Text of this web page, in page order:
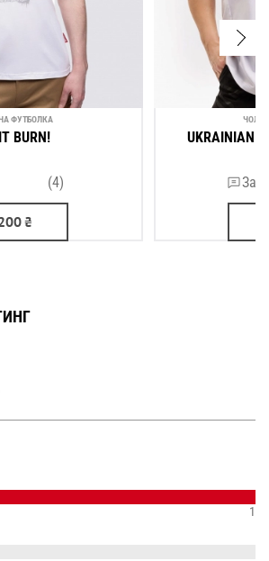
ФУТБОЛКА
BURN!
(4)
₴
UKRAINIAN
1